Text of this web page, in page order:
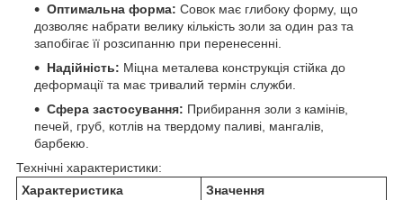
Оптимальна форма: Совок має глибоку форму, що
дозволяє набрати велику кількість золи за один раз та
запобігає її розсипанню при перенесенні.
Надійність: Міцна металева конструкція стійка до
деформації та має тривалий термін служби.
Сфера застосування: Прибирання золи з камінів,
печей, груб, котлів на твердому паливі, мангалів,
барбекю.
Технічні характеристики:
Характеристика
Значення